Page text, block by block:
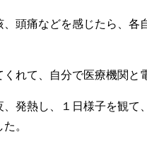
頭痛などを感じたら、各
れて、自分で医療機関と
発熱し、１日様子を観て
。